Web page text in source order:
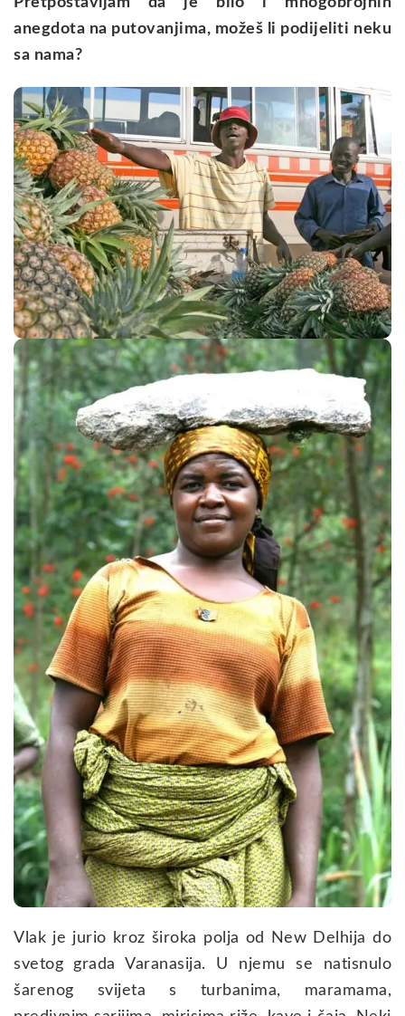
anegdota na putovanjima, možeš li podijeliti neku
sa nama?
Vlak je jurio kroz široka polja od New Delhija do
svetog grada Varanasija. U njemu se natisnulo
šarenog svijeta s turbanima, maramama,